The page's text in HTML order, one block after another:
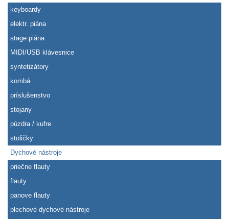
keyboardy
elektr. piána
stage piána
MIDI/USB klávesnice
syntetizátory
kombá
príslušenstvo
stojany
púzdra / kufre
stoličky
Dychové nástroje
priečne flauty
flauty
panove flauty
plechové dychové nástroje